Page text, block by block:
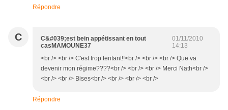
Répondre
C
C&#039;est bein appétissant en tout
casMAMOUNE37
01/11/2010
14:13
<br /> <br /> C'est trop tentant!!<br /> <br /> <br /> Que va
devenir mon régime????<br /> <br /> <br /> Merci Nath<br />
<br /> <br /> Bises<br /> <br /> <br /> <br />
Répondre